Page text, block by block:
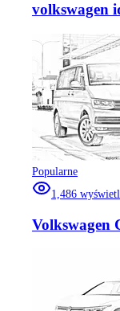
volkswagen
Popularne
1,486
Volkswagen